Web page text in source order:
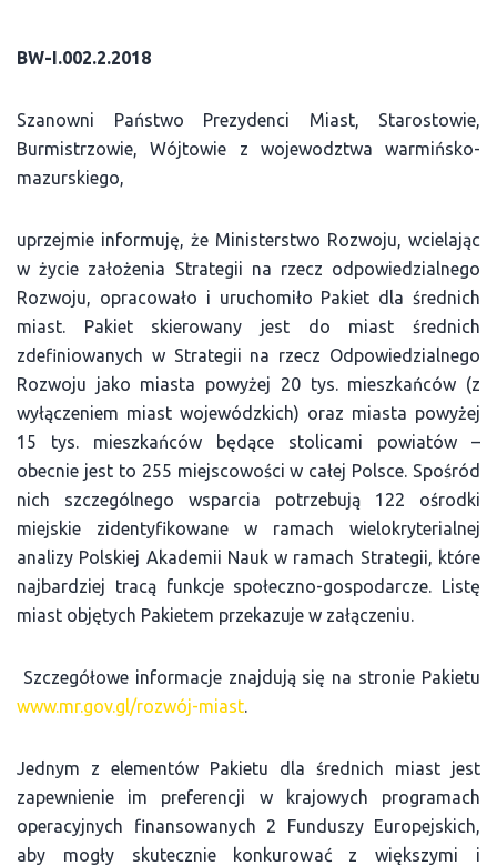
BW-I.002.2.2018
Szanowni Państwo Prezydenci Miast, Starostowie,
Burmistrzowie, Wójtowie z wojewodztwa warmińsko-
mazurskiego,
uprzejmie informuję, że Ministerstwo Rozwoju, wcielając
w życie założenia Strategii na rzecz odpowiedzialnego
Rozwoju, opracowało i uruchomiło Pakiet dla średnich
miast. Pakiet skierowany jest do miast średnich
zdefiniowanych w Strategii na rzecz Odpowiedzialnego
Rozwoju jako miasta powyżej 20 tys. mieszkańców (z
wyłączeniem miast wojewódzkich) oraz miasta powyżej
15 tys. mieszkańców będące stolicami powiatów –
obecnie jest to 255 miejscowości w całej Polsce. Spośród
nich szczególnego wsparcia potrzebują 122 ośrodki
miejskie zidentyfikowane w ramach wielokryterialnej
analizy Polskiej Akademii Nauk w ramach Strategii, które
najbardziej tracą funkcje społeczno-gospodarcze. Listę
miast objętych Pakietem przekazuje w załączeniu.
Szczegółowe informacje znajdują się na stronie Pakietu
www.mr.gov.gl/rozwój-miast.
Jednym z elementów Pakietu dla średnich miast jest
zapewnienie im preferencji w krajowych programach
operacyjnych finansowanych 2 Funduszy Europejskich,
aby mogły skutecznie konkurować z większymi i